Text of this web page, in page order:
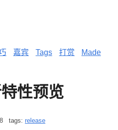
嘉宾 Tags 打赏
Made
性预览
tags: release